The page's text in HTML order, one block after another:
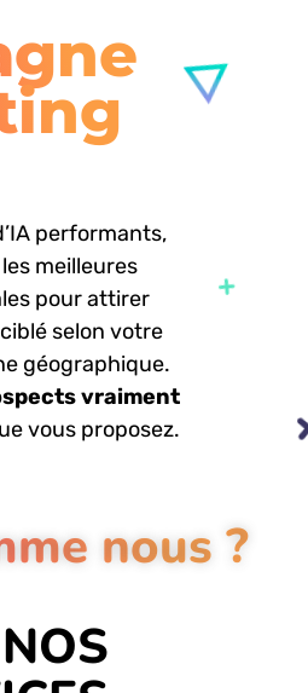
performants,
meilleures
pour attirer
selon votre
géographique.
vraiment
vous proposez.
nous ?
NOS